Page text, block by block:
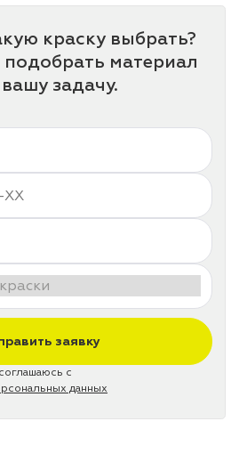
краску выбрать?
материал
задачу.
заявку
с
данных